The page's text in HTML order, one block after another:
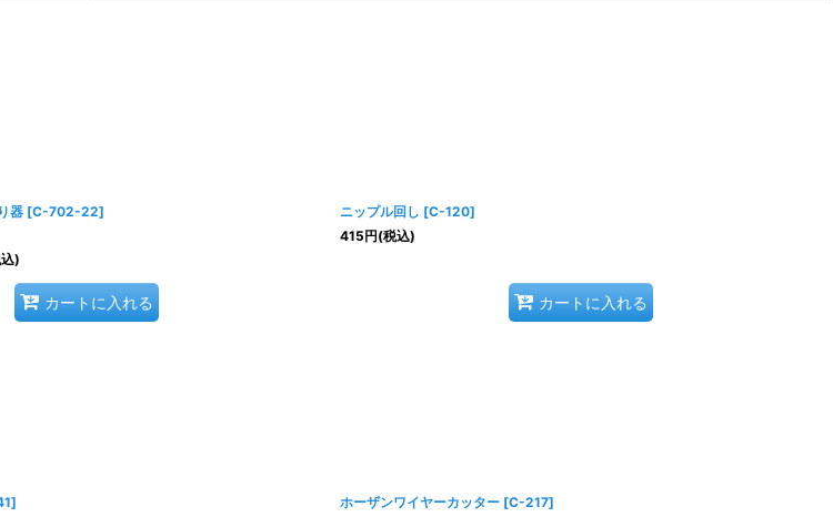
絞り込む
器 [C-702-22]
)
カートに入れる
ニップル回し [C-120]
415円(税込)
カートに入れる
]
ホーザンワイヤーカッター [C-217]